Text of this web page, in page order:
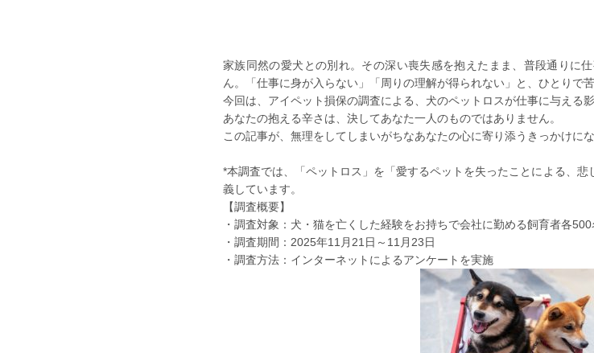
家族同然の愛犬との別れ。その深い喪失感を抱えたまま、普段通りに
ん。「仕事に身が入らない」「周りの理解が得られない」と、ひとりで
今回は、アイペット損保の調査による、犬のペットロスが仕事に与える
あなたの抱える辛さは、決してあなた一人のものではありません。
この記事が、無理をしてしまいがちなあなたの心に寄り添うきっかけにな
*本調査では、「ペットロス」を「愛するペットを失ったことによる、
義しています。
【調査概要】
・調査対象：犬・猫を亡くした経験をお持ちで会社に勤める飼育者各500
・調査期間：2025年11月21日～11月23日
・調査方法：インターネットによるアンケートを実施